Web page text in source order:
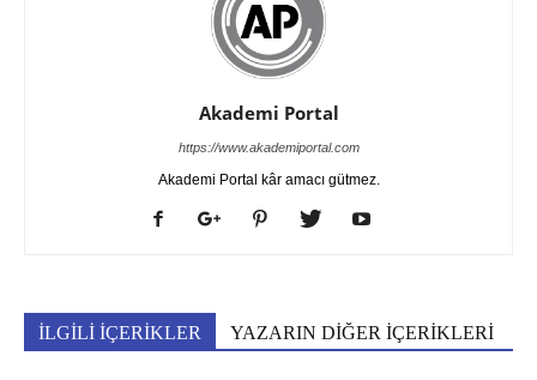
Akademi Portal
https://www.akademiportal.com
Akademi Portal kâr amacı gütmez.
İLGİLİ İÇERİKLER YAZARIN DİĞER İÇERİKLERİ